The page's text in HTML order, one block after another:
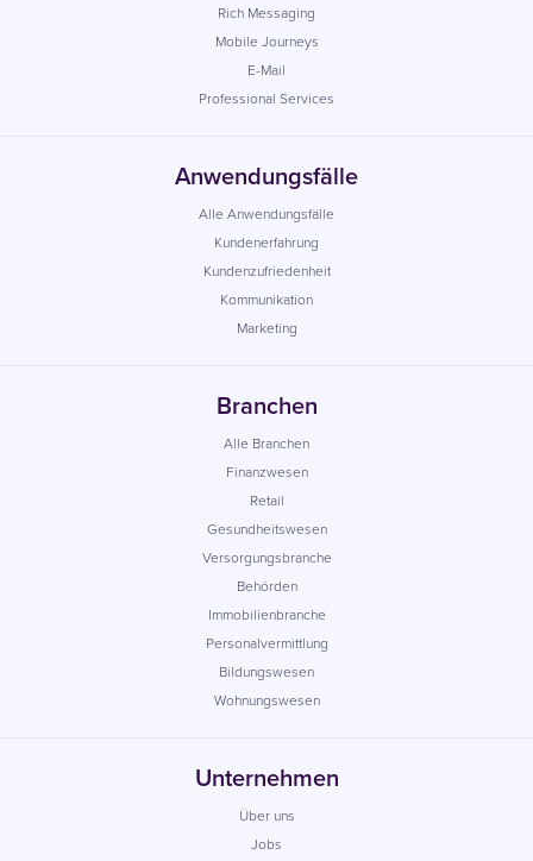
Rich Messaging
Mobile Journeys
E-Mail
Professional Services
Anwendungsfälle
Alle Anwendungsfälle
Kundenerfahrung
Kundenzufriedenheit
Kommunikation
Marketing
Branchen
Alle Branchen
Finanzwesen
Retail
Gesundheitswesen
Versorgungsbranche
Behörden
Immobilienbranche
Personalvermittlung
Bildungswesen
Wohnungswesen
Unternehmen
Über uns
Jobs